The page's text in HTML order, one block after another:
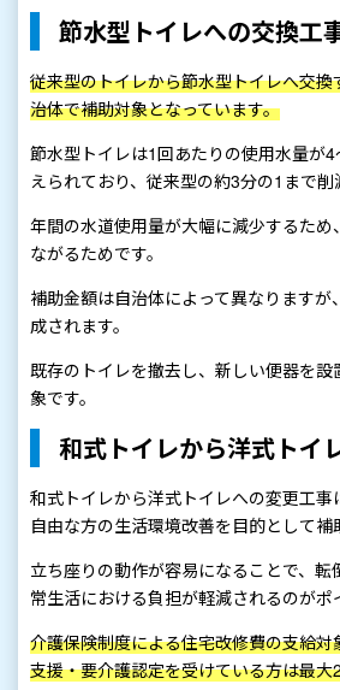
節水型トイレへの交換工
従来型のトイレから節水型トイレへ交
治体で補助対象となっています。
節水型トイレは1回あたりの使用水量が
えられており、従来型の約3分の1まで削
年間の水道使用量が大幅に減少するため
ながるためです。
補助金額は自治体によって異なります
成されます。
既存のトイレを撤去し、新しい便器を設
象です。
和式トイレから洋式トイ
和式トイレから洋式トイレへの変更工
自由な方の生活環境改善を目的として補
立ち座りの動作が容易になることで、転
常生活における負担が軽減されるのがポ
介護保険制度による住宅改修費の支給対
支援・要介護認定を受けている方は最